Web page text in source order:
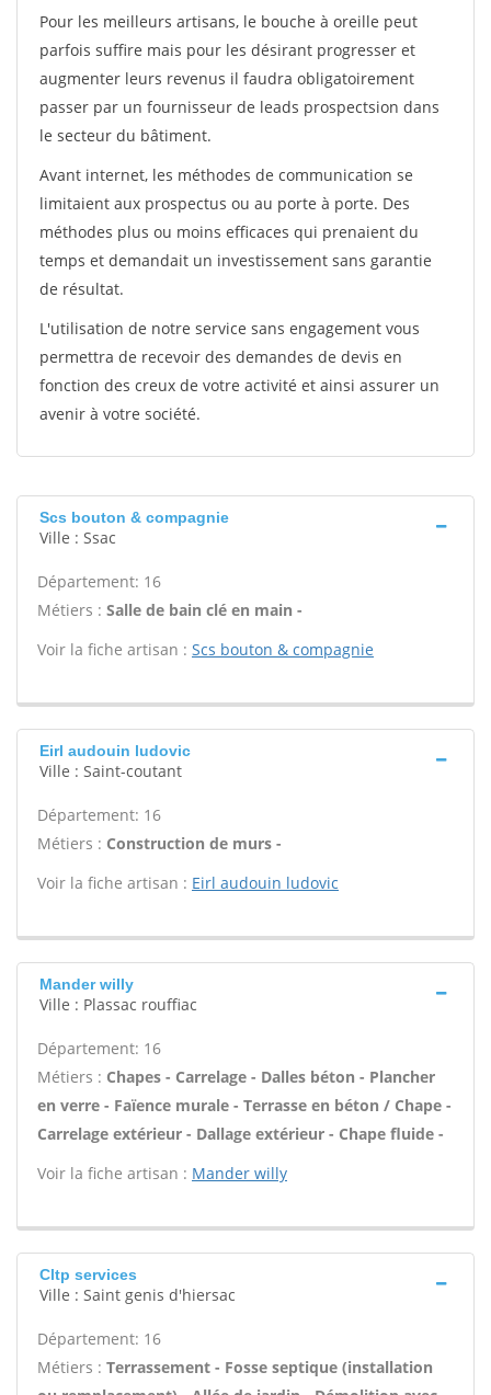
Pour les meilleurs artisans, le bouche à oreille peut
parfois suffire mais pour les désirant progresser et
augmenter leurs revenus il faudra obligatoirement
passer par un fournisseur de leads prospectsion dans
le secteur du bâtiment.
Avant internet, les méthodes de communication se
limitaient aux prospectus ou au porte à porte. Des
méthodes plus ou moins efficaces qui prenaient du
temps et demandait un investissement sans garantie
de résultat.
L'utilisation de notre service sans engagement vous
permettra de recevoir des demandes de devis en
fonction des creux de votre activité et ainsi assurer un
avenir à votre société.
Scs bouton & compagnie
Ville : Ssac
Département: 16
Métiers : Salle de bain clé en main -
Voir la fiche artisan : Scs bouton & compagnie
Eirl audouin ludovic
Ville : Saint-coutant
Département: 16
Métiers : Construction de murs -
Voir la fiche artisan : Eirl audouin ludovic
Mander willy
Ville : Plassac rouffiac
Département: 16
Métiers : Chapes - Carrelage - Dalles béton - Plancher
en verre - Faïence murale - Terrasse en béton / Chape -
Carrelage extérieur - Dallage extérieur - Chape fluide -
Voir la fiche artisan : Mander willy
Cltp services
Ville : Saint genis d'hiersac
Département: 16
Métiers : Terrassement - Fosse septique (installation